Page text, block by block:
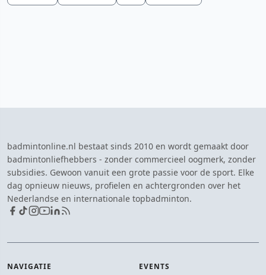
badmintonline.nl bestaat sinds 2010 en wordt gemaakt door
badmintonliefhebbers - zonder commercieel oogmerk, zonder
subsidies. Gewoon vanuit een grote passie voor de sport. Elke
dag opnieuw nieuws, profielen en achtergronden over het
Nederlandse en internationale topbadminton.
NAVIGATIE EVENTS